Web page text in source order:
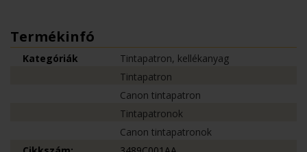
Termékinfó
Kategóriák
Tintapatron, kellékanyag
Tintapatron
Canon tintapatron
Tintapatronok
Canon tintapatronok